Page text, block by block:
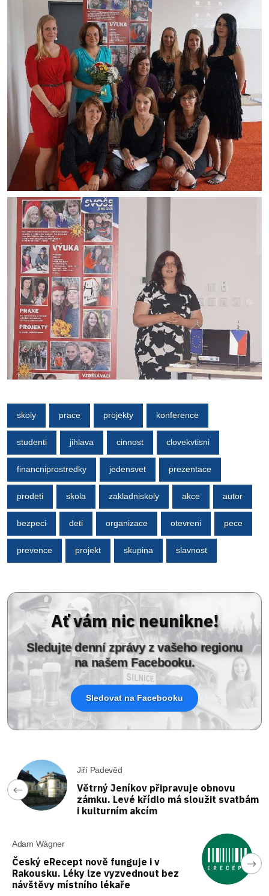
skoly prace projekty konference
studenti jihlava cinnost clovekvtisni
financniprostredky jedensvet prezentace
prodeti skola zakladniskoly akce autor
bezpeci deti organizace otevreni pece
prevence projekt skupina slavnost
Ať vám nic neunikne!
Sledujte denní zprávy z vašeho regionu
na našem Facebooku.
Sledovat na Facebooku
Jiří Padevěd
Větrný Jeníkov připravuje obnovu
zámku. Levé křídlo má sloužit svatbám
i kulturním akcím
Adam Wágner
Český eRecept nově funguje i v
Rakousku. Léky lze vyzvednout bez
návštěvy místního lékaře